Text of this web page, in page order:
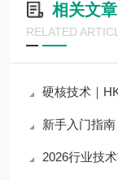
相关文章
RELATED
硬核技术｜HK-
新手入门指南：华科
2026行业技术前沿：